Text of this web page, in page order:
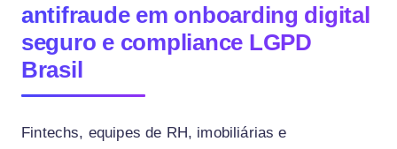
antifraude em onboarding digital
seguro e compliance LGPD
Brasil
Fintechs, equipes de RH, imobiliárias e